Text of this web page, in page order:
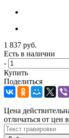
1 837 руб.
Есть в наличии
-
Купить
Поделиться
Цена
отличаться от цен